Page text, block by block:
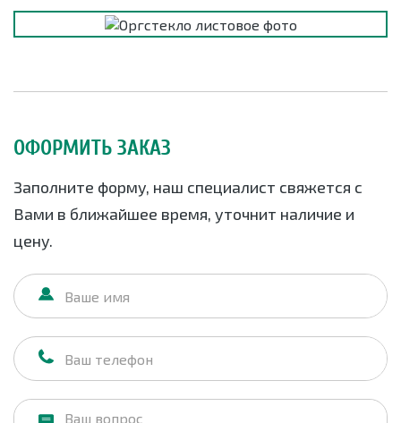
ОФОРМИТЬ ЗАКАЗ
Заполните форму, наш специалист свяжется с
Вами в ближайшее время, уточнит наличие и
цену.